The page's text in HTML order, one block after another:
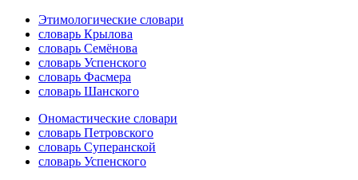
Этимологические словари
словарь Крылова
словарь Семёнова
словарь Успенского
словарь Фасмера
словарь Шанского
Ономастические словари
словарь Петровского
словарь Суперанской
словарь Успенского